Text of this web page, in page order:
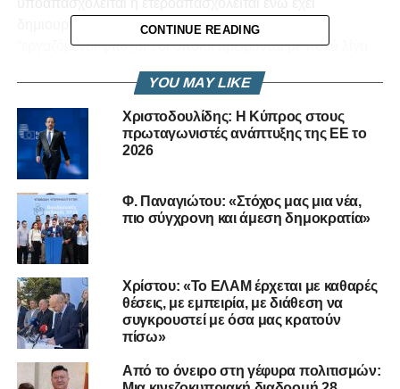
δημιουργηθεί και μια νέα ομάδα εργαζομένων, οι
“εργαζόμενοι-φτωχοί”, οι οποίοι αμείβονται με πολύ λίγα
(ΚΥΠΕ)
RELATED TOPICS: ΑΝΕΡΓΊΑ
ΑΝΑΛΥΣΗ | Η ΕΛΛΗΝΙΚΗ ΘΕΣΗ ΓΙΑ ΤΗΝ
ΑΣΦΑΛΕΙΑ ΣΤΟ ΚΥΠΡΙΑΚΟ
DON'T MISS
CONTINUE READING
YOU MAY LIKE
Χριστοδουλίδης: Η Κύπρος στους
πρωταγωνιστές ανάπτυξης της ΕΕ το
2026
Φ. Παναγιώτου: «Στόχος μας μια νέα,
πιο σύγχρονη και άμεση δημοκρατία»
Χρίστου: «Το ΕΛΑΜ έρχεται με καθαρές
θέσεις, με εμπειρία, με διάθεση να
συγκρουστεί με όσα μας κρατούν
πίσω»
Από το όνειρο στη γέφυρα πολιτισμών: